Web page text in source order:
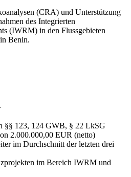
(CRA) und Unterstützung
des Integrierten
(IWRM) in den Flussgebieten
Benin.
§§ 123, 124 GWB, § 22 LkSG
2.000.000,00 EUR (netto)
im Durchschnitt der letzten drei
im Bereich IWRM und